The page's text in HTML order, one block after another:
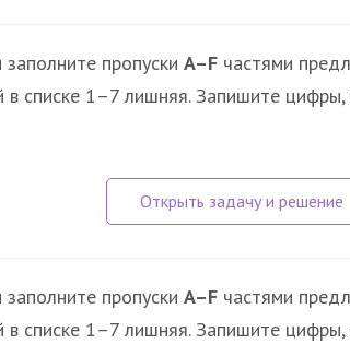
пропуски A–F частями
в списке 1–7 лишняя. Запишите
пропуски A–F частями
в списке 1–7 лишняя. Запишите